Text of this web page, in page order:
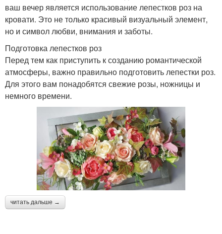
ваш вечер является использование лепестков роз на
кровати. Это не только красивый визуальный элемент,
но и символ любви, внимания и заботы.
Подготовка лепестков роз
Перед тем как приступить к созданию романтической
атмосферы, важно правильно подготовить лепестки роз.
Для этого вам понадобятся свежие розы, ножницы и
немного времени.
читать дальше →